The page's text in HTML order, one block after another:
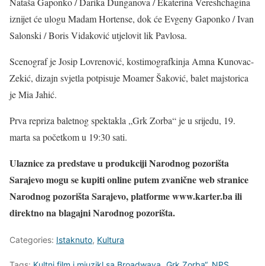
iznijet će ulogu Madam Hortense, dok će Evgeny Gaponko / Ivan
Salonski / Boris Vidaković utjelovit lik Pavlosa.
Scenograf je Josip Lovrenović, kostimografkinja Amna Kunovac-
Zekić, dizajn svjetla potpisuje Moamer Šaković, balet majstorica
je Mia Jahić.
Prva repriza baletnog spektakla „Grk Zorba“ je u srijedu, 19.
marta sa početkom u 19:30 sati.
Ulaznice za predstave u produkciji Narodnog pozorišta
Sarajevo mogu se kupiti online putem zvanične web stranice
Narodnog pozorišta Sarajevo, platforme www.karter.ba ili
direktno na blagajni Narodnog pozorišta.
Categories: Istaknuto, Kultura